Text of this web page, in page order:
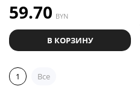
59.70 BYN
В КОРЗИНУ
1 Все